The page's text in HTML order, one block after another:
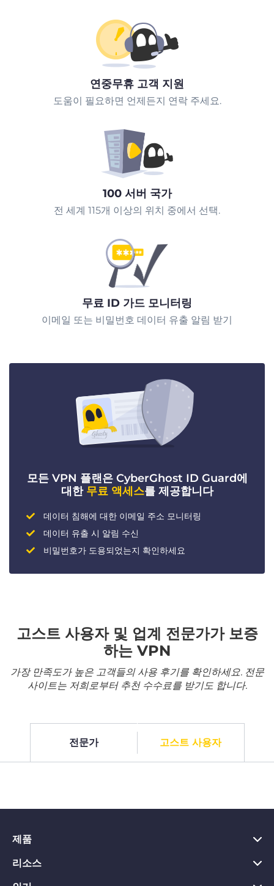
연중무휴 고객 지원
도움이 필요하면 언제든지 연락 주세요.
100 서버 국가
전 세계 115개 이상의 위치 중에서 선택.
무료 ID 가드 모니터링
이메일 또는 비밀번호 데이터 유출 알림 받기
모든 VPN 플랜은 CyberGhost ID Guard에
대한 무료 액세스를 제공합니다
데이터 침해에 대한 이메일 주소 모니터링
데이터 유출 시 알림 수신
비밀번호가 도용되었는지 확인하세요
고스트 사용자 및 업계 전문가가 보증
하는 VPN
가장 만족도가 높은 고객들의 사용 후기를 확인하세요. 전문
사이트는 저희로부터 추천 수수료를 받기도 합니다.
전문가 고스트 사용자
제품
PC용 VPN
리소스